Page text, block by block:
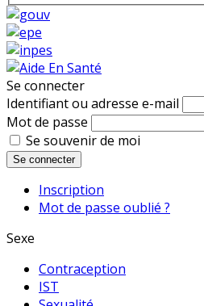
Se connecter
Identifiant ou adresse e-mail
Mot de passe
Se souvenir de moi
Se connecter
Inscription
Mot de passe oublié ?
Sexe
Contraception
IST